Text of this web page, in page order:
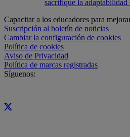
sacrifique la adaptabilidad
Capacitar a los educadores para
Suscripción al boletín de noticias
Cambiar la configuración de cookies
Política de cookies
Aviso de Privacidad
Política de marcas registradas
Síguenos: